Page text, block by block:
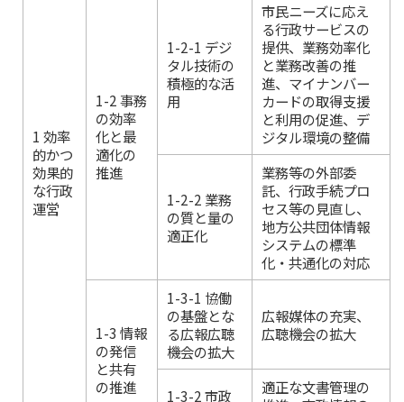
1 効率
的かつ
効果的
な行政
運営
1-2 事務
の効率
化と最
適化の
推進
1-2-1 デジ
タル技術の
積極的な活
用
市民ニーズに応え
る行政サービスの
提供、業務効率化
と業務改善の推
進、マイナンバー
カードの取得支援
と利用の促進、デ
ジタル環境の整備
1-2-2 業務
の質と量の
適正化
業務等の外部委
託、行政手続プロ
セス等の見直し、
地方公共団体情報
システムの標準
化・共通化の対応
1-3 情報
の発信
と共有
の推進
1-3-1 協働
の基盤とな
る広報広聴
機会の拡大
広報媒体の充実、
広聴機会の拡大
1-3-2 市政
適正な文書管理の